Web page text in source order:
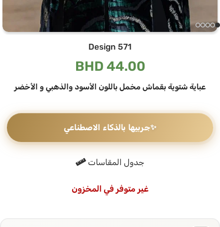
Design 571
BHD 44.00
عباية شتوية بقماش مخمل باللون الأسود والذهبي و الأخضر
✨جربيها بالذكاء الاصطناعي
جدول المقاسات
غير متوفر في المخزون